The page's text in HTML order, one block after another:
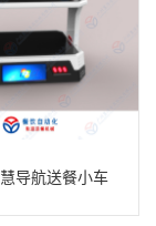
导航送餐小车